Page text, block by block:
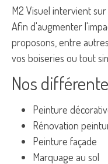
M2 Visuel intervient
Afin d'augmenter
proposons, entre
vos boiseries ou tout
Nos
Peinture
Rénovation
Peinture façade
Marquage au sol